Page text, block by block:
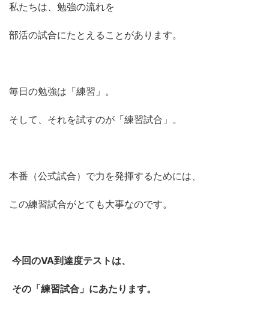
私たちは、勉強の流れを
部活の試合にたとえることがあります。
毎日の勉強は「練習」。
そして、それを試すのが「練習試合」。
本番（公式試合）で力を発揮するためには、
この練習試合がとても大事なのです。
今回のVA到達度テストは、
その「練習試合」にあたります。